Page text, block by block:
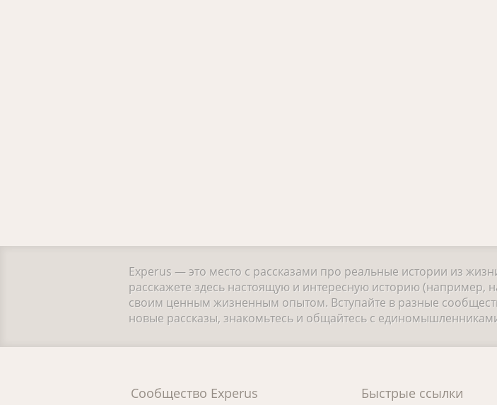
Experus — это место с рассказами про реальные истории из
расскажете здесь настоящую и интересную историю (например,
своим ценным жизненным опытом. Вступайте в разные
новые рассказы, знакомьтесь и общайтесь с
Сообщество Experus Быстрые ссылки